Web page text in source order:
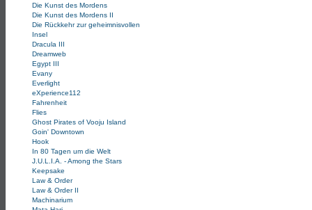
Die Kunst des Mordens
Die Kunst des Mordens II
Die Rückkehr zur geheimnisvollen
Insel
Dracula III
Dreamweb
Egypt III
Evany
Everlight
eXperience112
Fahrenheit
Flies
Ghost Pirates of Vooju Island
Goin' Downtown
Hook
In 80 Tagen um die Welt
J.U.L.I.A. - Among the Stars
Keepsake
Law & Order
Law & Order II
Machinarium